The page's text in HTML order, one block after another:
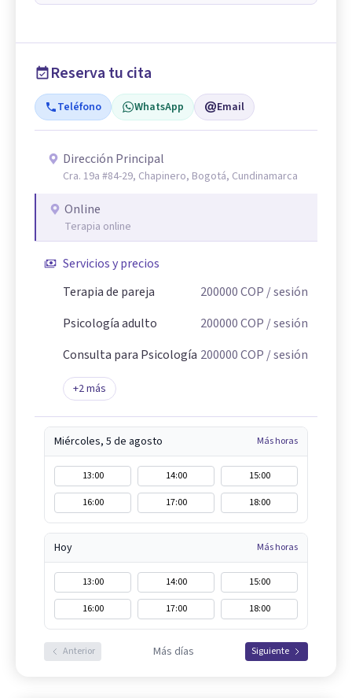
Reserva tu cita
Teléfono WhatsApp Email
Dirección Principal
Cra. 19a #84-29, Chapinero, Bogotá, Cundinamarca
Online
Terapia online
Servicios y precios
Terapia de pareja
200000COP / sesión
Psicología adulto
200000COP / sesión
Consulta para Psicología 200000COP / sesión
+2más
Miércoles, 5 de agosto Más horas
13:00 14:00
15:00
16:00
17:00 18:00
Hoy Más horas
13:00 14:00
15:00
16:00
17:00 18:00
Anterior Más días Siguiente